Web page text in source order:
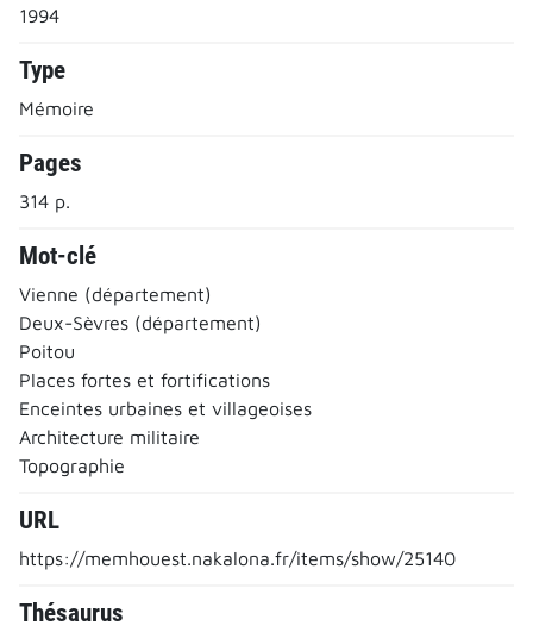
1994
Type
Mémoire
Pages
314 p.
Mot-clé
Vienne (département)
Deux-Sèvres (département)
Poitou
Places fortes et fortifications
Enceintes urbaines et villageoises
Architecture militaire
Topographie
URL
https://memhouest.nakalona.fr/items/show/25140
Thésaurus